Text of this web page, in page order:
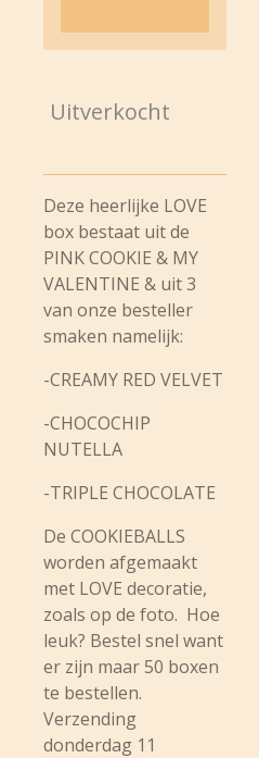
Uitverkocht
Deze heerlijke LOVE
box bestaat uit de
PINK COOKIE & MY
VALENTINE & uit 3
van onze besteller
smaken namelijk:
-CREAMY RED VELVET
-CHOCOCHIP
NUTELLA
-TRIPLE CHOCOLATE
De COOKIEBALLS
worden afgemaakt
met LOVE decoratie,
zoals op de foto. Hoe
leuk? Bestel snel want
er zijn maar 50 boxen
te bestellen.
Verzending
donderdag 11